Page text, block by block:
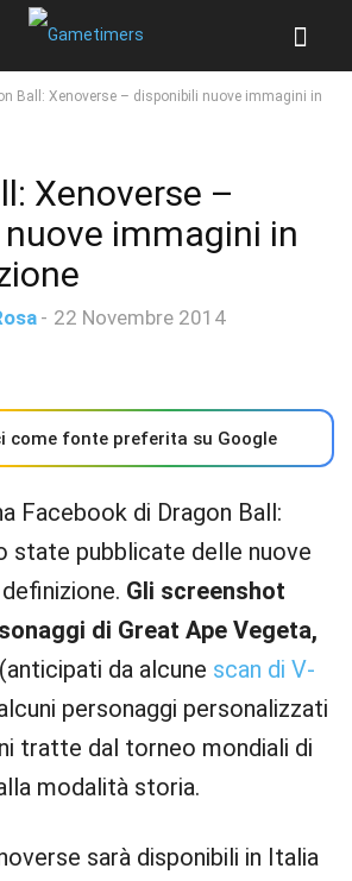
Ball: Xenoverse – disponibili nuove immagini in
Xenoverse –
immagini in
- 22 Novembre 2014
come fonte preferita su Google
Facebook di Dragon Ball:
state pubblicate delle nuove
Gli screenshot
di Great Ape Vegeta,
(anticipati da alcune scan di V-
personaggi personalizzati
tratte dal torneo mondiali di
modalità storia.
sarà disponibili in Italia